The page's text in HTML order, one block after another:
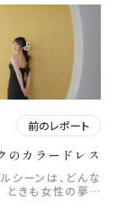
前のレポート
のカラードレス
シーンは、どんな
ときも女性の夢…